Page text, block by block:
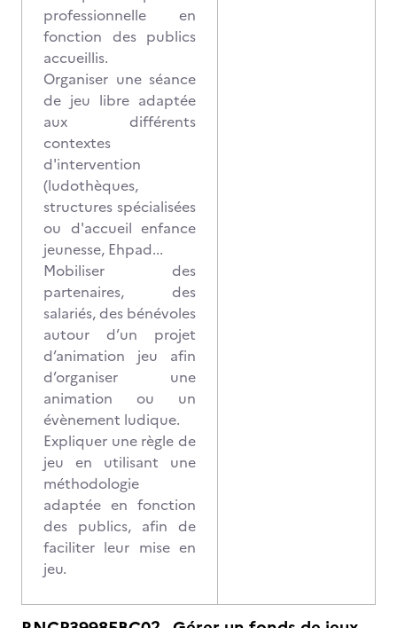
professionnelle en
fonction des publics
accueillis.
Organiser une séance
de jeu libre adaptée
aux différents
contextes
d'intervention
(ludothèques,
structures spécialisées
ou d'accueil enfance
jeunesse, Ehpad...
Mobiliser des
partenaires, des
salariés, des bénévoles
autour d’un projet
d’animation jeu afin
d’organiser une
animation ou un
évènement ludique.
Expliquer une règle de
jeu en utilisant une
méthodologie
adaptée en fonction
des publics, afin de
faciliter leur mise en
jeu.